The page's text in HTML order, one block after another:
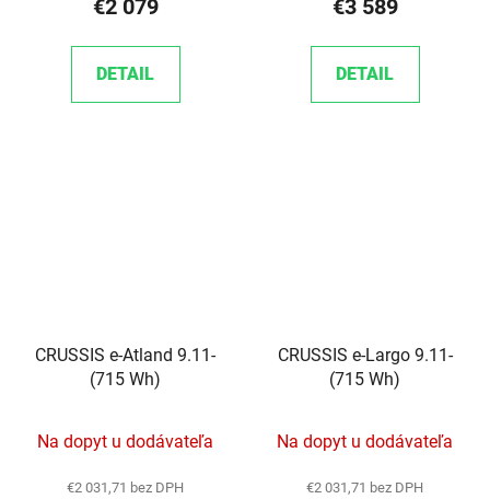
€2 079
DETAIL
€3 589
DETAIL
CRUSSIS e-Atland 9.11-
(715 Wh)
Na dopyt u dodávateľa
€2 031,71 bez DPH
CRUSSIS e-Largo 9.11-
(715 Wh)
Na dopyt u dodávateľa
€2 031,71 bez DPH